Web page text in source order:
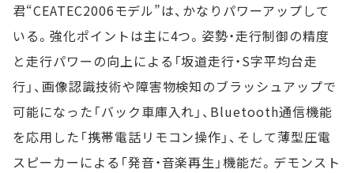
君“CEATEC2006モデル”は、かなりパワーアップして
いる。強化ポイントは主に4つ。姿勢・走行制御の精度
と走行パワーの向上による「坂道走行・S字平均台走
行」、画像認識技術や障害物検知のブラッシュアップで
可能になった「バック車庫入れ」、Bluetooth通信機能
を応用した「携帯電話リモコン操作」、そして薄型圧電
スピーカーによる「発音・音楽再生」機能だ。デモンスト